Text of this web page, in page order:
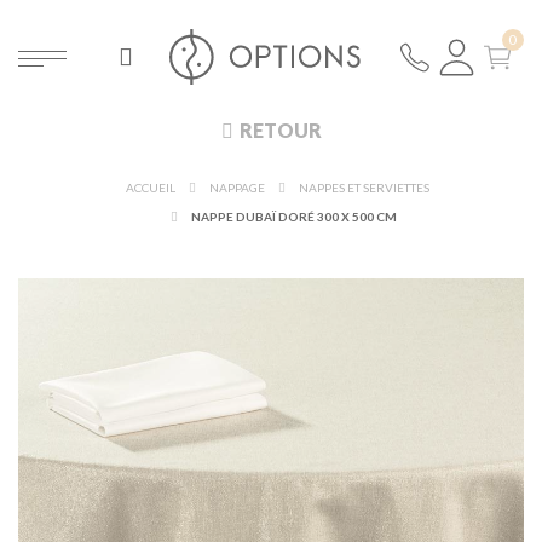
RETOUR
ACCUEIL NAPPAGE
NAPPES ET SERVIETTES
NAPPE DUBAÏ DORÉ 300 X 500 CM